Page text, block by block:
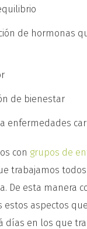
de hormonas
de bienestar
enfermedades
con grupos de
trabajamos
De esta manera
estos aspectos
días en los que